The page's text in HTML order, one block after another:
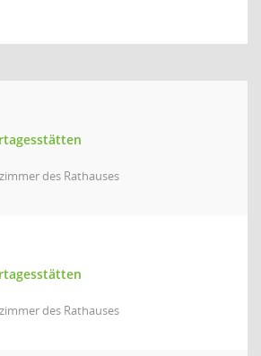
des Rathauses
des Rathauses